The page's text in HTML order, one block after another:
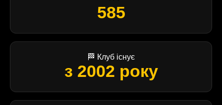
585
🏁 Клуб існує
з 2002 року